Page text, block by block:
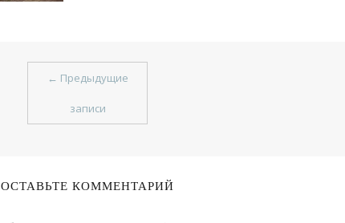
← Предыдущие
записи
ОСТАВЬТЕ КОММЕНТАРИЙ